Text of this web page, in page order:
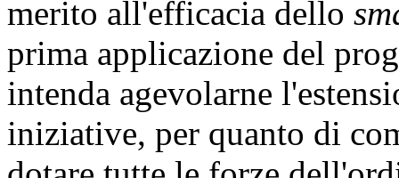
merito all'efficacia dello
prima applicazione del
intenda agevolarne
iniziative, per quanto di